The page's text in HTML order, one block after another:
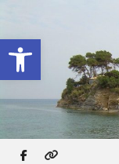
Ανοίξτε
content
facebook